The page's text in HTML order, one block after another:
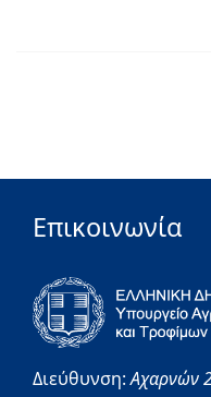
Επικοινωνία
Διεύθυνση:Αχαρνών